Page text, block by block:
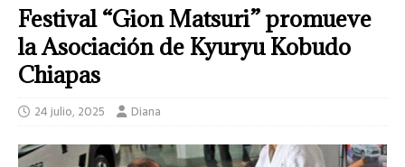
Festival “Gion Matsuri” promueve
la Asociación de Kyuryu Kobudo
Chiapas
24 julio, 2025 Diana